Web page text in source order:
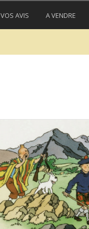
VOS AVIS A VENDRE